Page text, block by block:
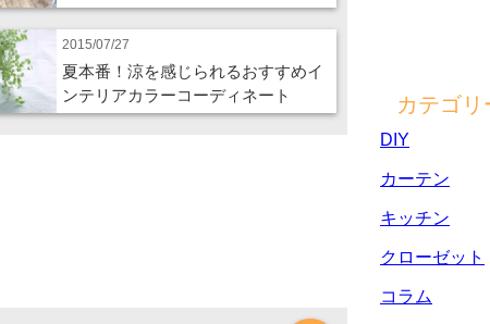
2015/07/27
夏本番！涼を感じられるおすすめイ
ンテリアカラーコーディネート
カテゴリ
DIY
カーテン
キッチン
クローゼット
コラム